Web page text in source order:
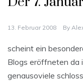
13. Februar 2008 By
scheint ein
Blogs eröffneten da
genausoviele